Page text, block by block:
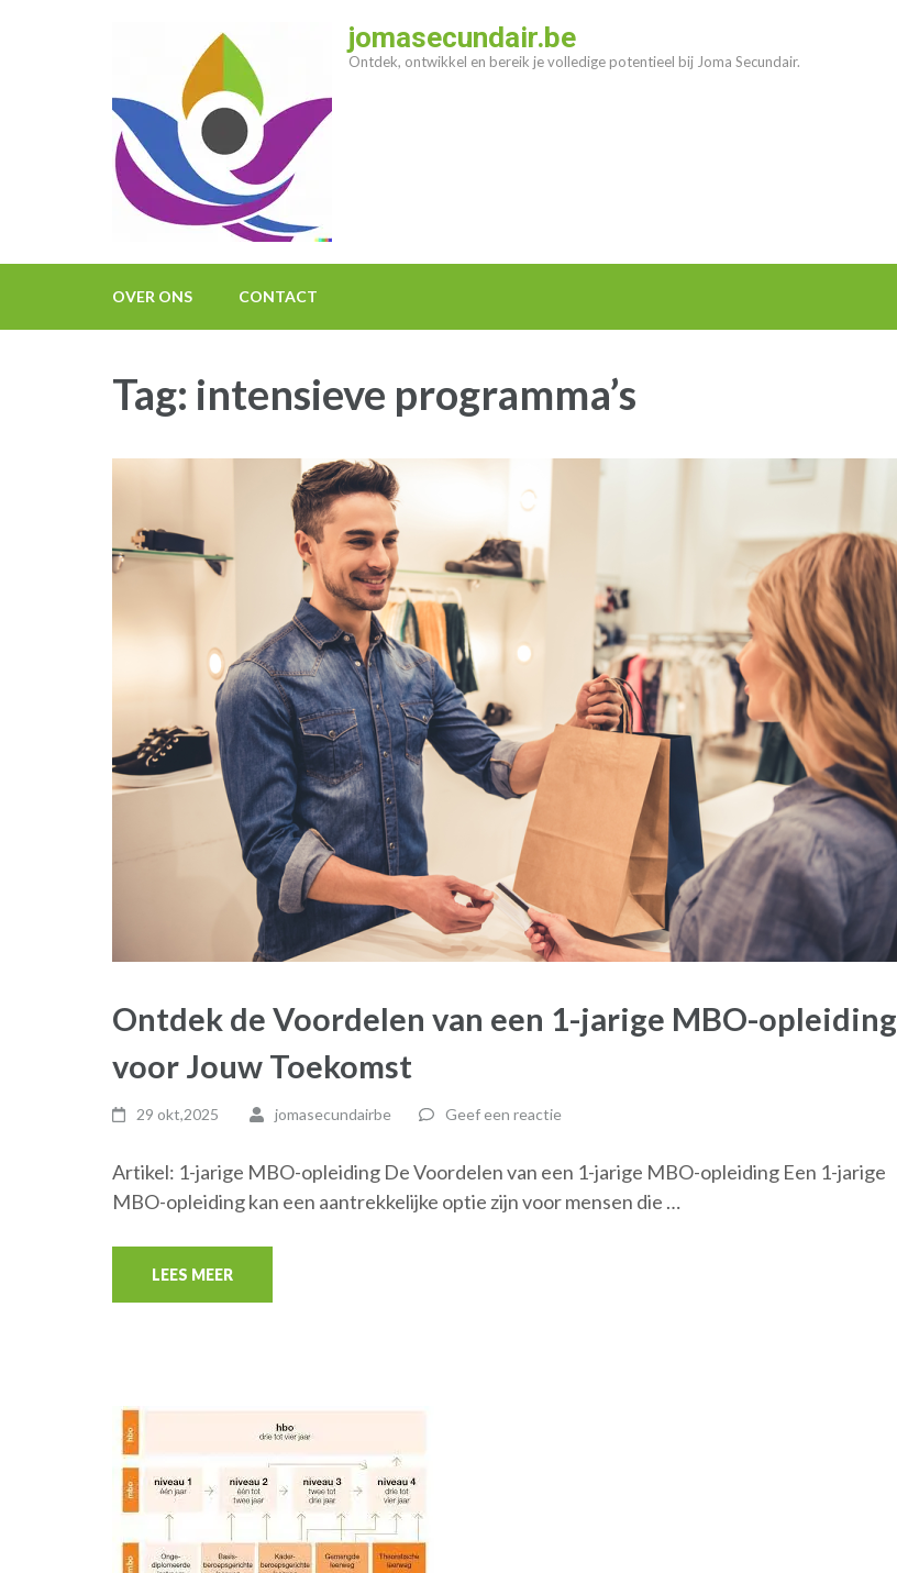
jomasecundair.be
Ontdek, ontwikkel en bereik je volledige potentieel bij Joma Secundair.
OVER ONS CONTACT
Tag: intensieve programma’s
Ontdek de Voordelen van een 1-jarige MBO-opleiding
voor Jouw Toekomst
29 okt,2025 jomasecundairbe Geef een reactie
Artikel: 1-jarige MBO-opleiding De Voordelen van een 1-jarige MBO-opleiding Een 1-jarige
MBO-opleiding kan een aantrekkelijke optie zijn voor mensen die …
LEES MEER